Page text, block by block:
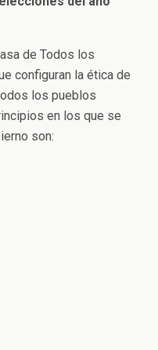
de Todos los
configuran la ética de
los pueblos
en los que se
son: